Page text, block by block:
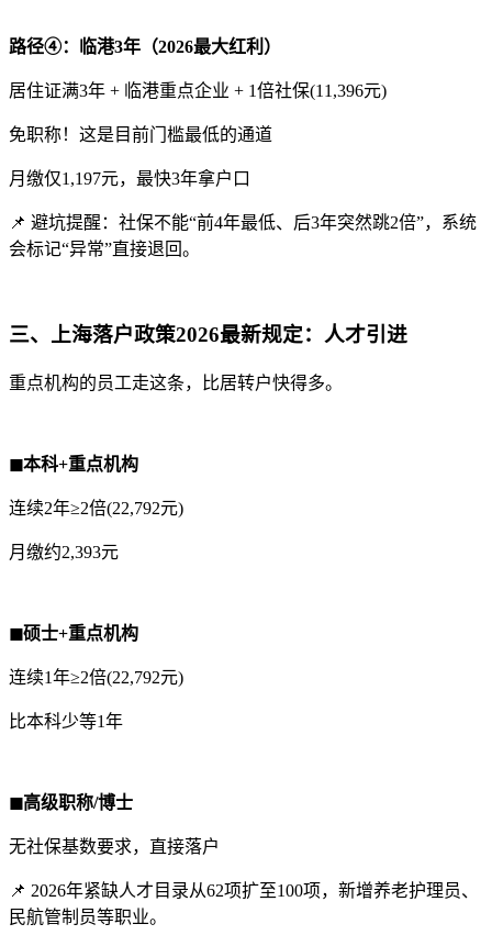
路径④：临港3年（2026最大红利）
居住证满3年 + 临港重点企业 + 1倍社保(11,396元)
免职称！这是目前门槛最低的通道
月缴仅1,197元，最快3年拿户口
📌 避坑提醒：社保不能“前4年最低、后3年突然跳2倍”，系统
会标记“异常”直接退回。
三、上海落户政策2026最新规定：人才引进
重点机构的员工走这条，比居转户快得多。
◼本科+重点机构
连续2年≥2倍(22,792元)
月缴约2,393元
◼硕士+重点机构
连续1年≥2倍(22,792元)
比本科少等1年
◼高级职称/博士
无社保基数要求，直接落户
📌 2026年紧缺人才目录从62项扩至100项，新增养老护理员、
民航管制员等职业。